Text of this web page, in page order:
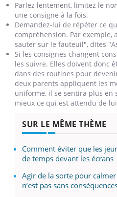
Parlez lentement, limitez le
une consigne à la fois.
Demandez-lui de répéter ce
compréhension. Par
sauter sur le fauteuil", dites
Si les consignes changent
les suivre. Elles doivent donc
dans des routines pour
deux parents appliquent les
uniforme, il se sentira plus en
mieux ce qui est attendu de
SUR LE MÊME THÈME
Comment éviter que les
de temps devant les écrans
Agir de la sorte pour
n’est pas sans